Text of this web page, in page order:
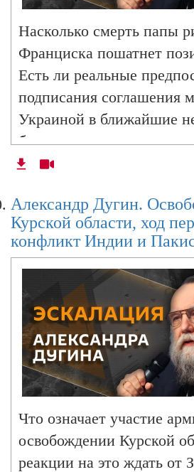
Насколько смерть папы
Франциска пошатнет
Есть ли реальные
подписания соглашения
Украиной в ближайшие
будет реакция в мире на
нарушения пасхального
американских пошлин и
рассчитывать на
в программе "Эскалация
Дугина" на радио Sputnik.
Александр Дугин.
Курской области, ход
конфликт Индии и
Что означает участие
освобождении Курской
реакции на это ждать от